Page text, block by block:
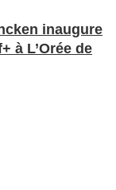
inaugure
à L’Orée de